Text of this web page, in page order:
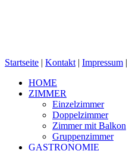
Startseite | Kontakt | Impressum |
HOME
ZIMMER
Einzelzimmer
Doppelzimmer
Zimmer mit Balkon
Gruppenzimmer
GASTRONOMIE